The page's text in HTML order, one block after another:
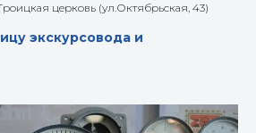
церковь (ул.Октябрьская, 43)
экскурсовода и